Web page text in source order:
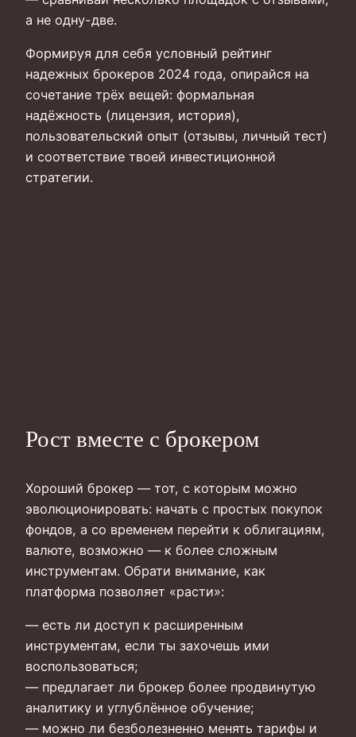
а не одну-две.
Формируя для себя условный рейтинг
надежных брокеров 2024 года, опирайся на
сочетание трёх вещей: формальная
надёжность (лицензия, история),
пользовательский опыт (отзывы, личный тест)
и соответствие твоей инвестиционной
стратегии.
Рост вместе с брокером
Хороший брокер — тот, с которым можно
эволюционировать: начать с простых покупок
фондов, а со временем перейти к облигациям,
валюте, возможно — к более сложным
инструментам. Обрати внимание, как
платформа позволяет «расти»:
— есть ли доступ к расширенным
инструментам, если ты захочешь ими
воспользоваться;
— предлагает ли брокер более продвинутую
аналитику и углублённое обучение;
— можно ли безболезненно менять тарифы и